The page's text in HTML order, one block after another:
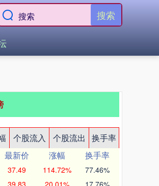
搜索
个股流入 个股流出
换手率
最新价 涨幅
换手率
37.49 114.72% 77.46%
39.83 20.01% 17.76%